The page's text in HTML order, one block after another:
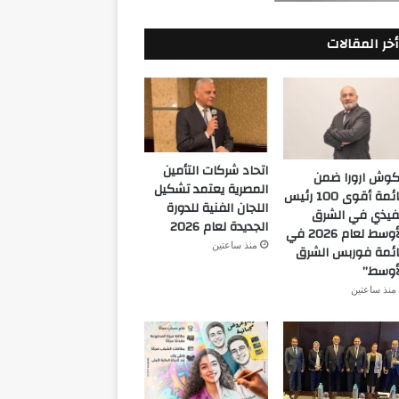
أخر المقالات
ارورا ضمن
قائمة أقوى 100 رئيس
في الشرق
الأوسط لعام 2026 في
فوربس الشرق
منذ ساعتين
اتحاد شركات التأمين
المصرية يعتمد تشكيل
اللجان الفنية للدورة
الجديدة لعام 2026
منذ ساعتين